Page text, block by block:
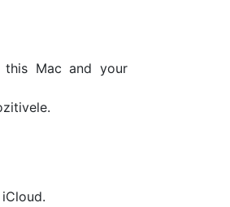
this Mac and your